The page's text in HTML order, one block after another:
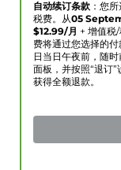
自动续订条款 ：您
税费。从05
$12.99/月 + 增值税
费将通过您选择的
日当日午夜前，随
面板，并按照“退订
获得全额退款。